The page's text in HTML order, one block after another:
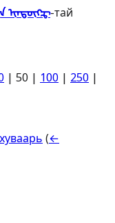
ᠢᠨ᠍ᠳᠦ᠋ᠭ᠌ᠼ-тай
| 50 | 100 | 250 |
(←